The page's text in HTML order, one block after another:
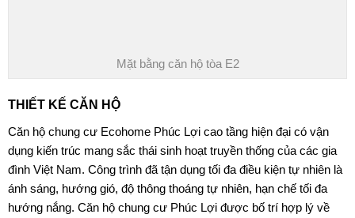
Mặt bằng căn hộ tòa E2
THIẾT KẾ CĂN HỘ
Căn hộ chung cư Ecohome Phúc Lợi cao tầng hiện đại có vận
dụng kiến trúc mang sắc thái sinh hoạt truyền thống của các gia
đình Việt Nam. Công trình đã tận dụng tối đa điều kiện tự nhiên là
ánh sáng, hướng gió, độ thông thoáng tự nhiên, hạn chế tối đa
hướng nắng. Căn hộ chung cư Phúc Lợi được bố trí hợp lý về